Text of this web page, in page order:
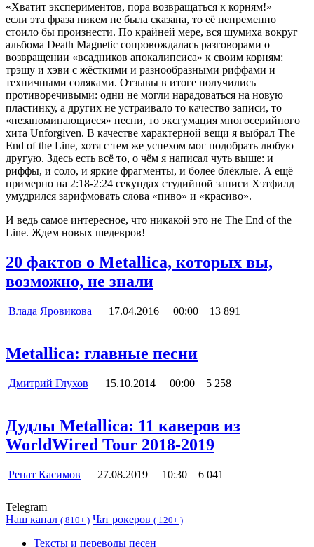
«Хватит экспериментов, пора возвращаться к корням!» —
если эта фраза никем не была сказана, то её непременно
стоило бы произнести. По крайней мере, вся шумиха вокруг
альбома Death Magnetic сопровождалась разговорами о
возвращении «всадников апокалипсиса» к своим корням:
трэшу и хэви с жёсткими и разнообразными риффами и
техничными соляками. Отзывы в итоге получились
противоречивыми: одни не могли нарадоваться на новую
пластинку, а других не устраивало то качество записи, то
«незапоминающиеся» песни, то эксгумация многосерийного
хита Unforgiven. В качестве характерной вещи я выбрал The
End of the Line, хотя с тем же успехом мог подобрать любую
другую. Здесь есть всё то, о чём я написал чуть выше: и
риффы, и соло, и яркие фрагменты, и более блёклые. А ещё
примерно на 2:18-2:24 секундах студийной записи Хэтфилд
умудрился зарифмовать слова «пиво» и «красиво».
И ведь самое интересное, что никакой это не The End of the
Line. Ждем новых шедевров!
20 фактов о Metallica, которых вы,
возможно, не знали
Влада Яровикова 17.04.2016 00:00 13 891
Metallica: главные песни
Дмитрий Глухов 15.10.2014 00:00 5 258
Дудлы Metallica: 11 каверов из
WorldWired Tour 2018-2019
Ренат Касимов 27.08.2019 10:30 6 041
Telegram
Наш канал ( 810+ ) Чат рокеров ( 120+ )
Тексты и переводы песен